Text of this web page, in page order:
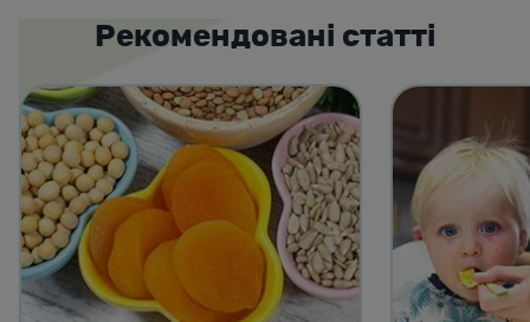
Рекомендовані статті